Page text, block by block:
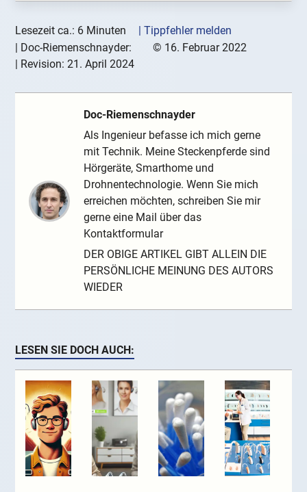
Lesezeit ca.: 6 Minuten
| Tippfehler melden
Doc-Riemenschnayder: © 16. Februar 2022
| Revision:21. April 2024
Doc-Riemenschnayder
Als Ingenieur befasse ich mich gerne
mit Technik. Meine Steckenpferde sind
Hörgeräte, Smarthome und
Drohnentechnologie. Wenn Sie mich
erreichen möchten, schreiben Sie mir
gerne eine Mail über das
Kontaktformular
DER OBIGE ARTIKEL GIBT ALLEIN DIE
PERSÖNLICHE MEINUNG DES AUTORS
WIEDER
LESEN SIE DOCH AUCH: